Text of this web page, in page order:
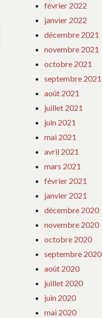
février 2022
janvier 2022
décembre 2021
novembre 2021
octobre 2021
septembre 2021
août 2021
juillet 2021
juin 2021
mai 2021
avril 2021
mars 2021
février 2021
janvier 2021
décembre 2020
novembre 2020
octobre 2020
septembre 2020
août 2020
juillet 2020
juin 2020
mai 2020